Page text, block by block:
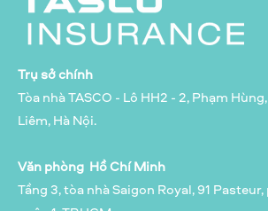
Trụ sở chính
Tòa nhà TASCO - Lô HH2 - 2, Phạm
Liêm, Hà Nội.
Văn phòng Hồ Chí Minh
Tầng 3, tòa nhà Saigon Royal, 91